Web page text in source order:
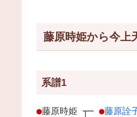
藤原時姫から今上
系譜1
●藤原時姫 ┬─ ●藤原詮